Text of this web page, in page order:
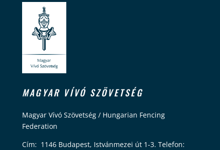
MAGYAR VÍVÓ SZÖVETSÉG
Magyar Vívó Szövetség / Hungarian Fencing
Federation
Cím: 1146 Budapest, Istvánmezei út 1-3. Telefon: